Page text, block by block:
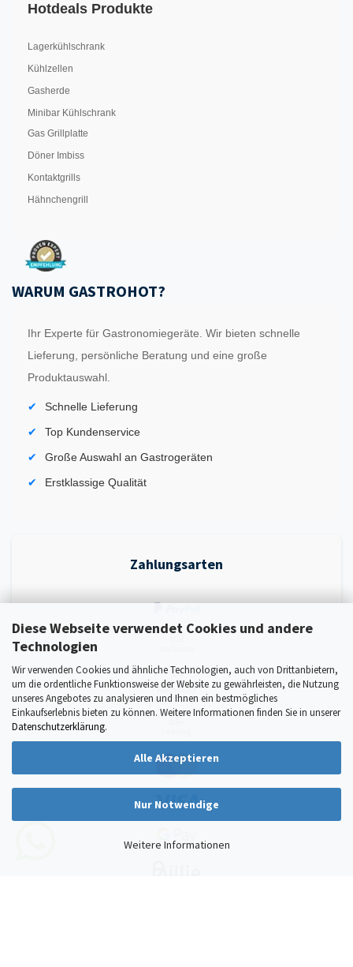
Diese Webseite verwendet Cookies und andere
Technologien
Wir verwenden Cookies und ähnliche Technologien, auch von Drittanbietern,
um die ordentliche Funktionsweise der Website zu gewährleisten, die Nutzung
unseres Angebotes zu analysieren und Ihnen ein bestmögliches
Einkaufserlebnis bieten zu können. Weitere Informationen finden Sie in unserer
Datenschutzerklärung.
Alle Akzeptieren
Nur Notwendige
Weitere Informationen
Hotdeals Produkte
Lagerkühlschrank
Kühlzellen
Gasherde
Minibar Kühlschrank
Gas Grillplatte
Döner Imbiss
Kontaktgrills
Hähnchengrill
WARUM GASTROHOT?
Ihr Experte für Gastronomiegeräte. Wir bieten schnelle
Lieferung, persönliche Beratung und eine große
Produktauswahl.
Schnelle Lieferung
Top Kundenservice
Große Auswahl an Gastrogeräten
Erstklassige Qualität
Zahlungsarten